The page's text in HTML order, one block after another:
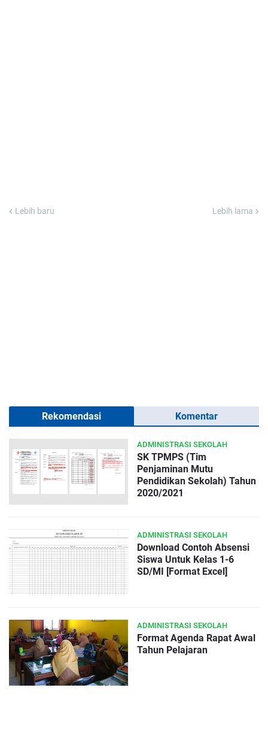
Lebih baru Lebih lama
Rekomendasi Komentar
ADMINISTRASI SEKOLAH
SK TPMPS (Tim
Penjaminan Mutu
Pendidikan Sekolah) Tahun
2020/2021
ADMINISTRASI SEKOLAH
Download Contoh Absensi
Siswa Untuk Kelas 1-6
SD/MI [Format Excel]
ADMINISTRASI SEKOLAH
Format Agenda Rapat Awal
Tahun Pelajaran